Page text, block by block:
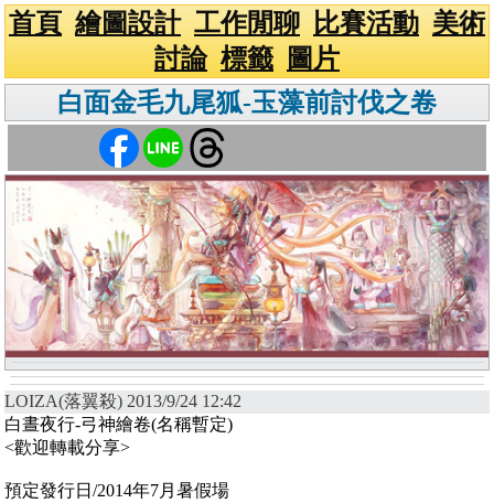
首頁 繪圖設計 工作閒聊 比賽活動 美術
討論 標籤
圖片
白面金毛九尾狐-玉藻前討伐之卷
LOIZA(落翼殺) 2013/9/24 12:42
白晝夜行-弓神繪卷(名稱暫定)
<歡迎轉載分享>
預定發行日/2014年7月暑假場